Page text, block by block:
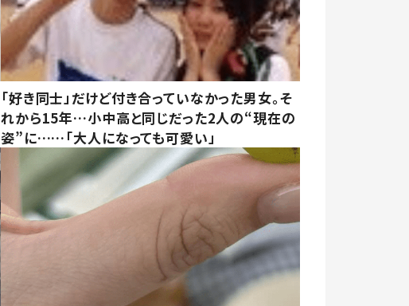
「好き同士」だけど付き合っていなかった男女。そ
れから15年…小中高と同じだった2人の“現在の
姿”に……「大人になっても可愛い」